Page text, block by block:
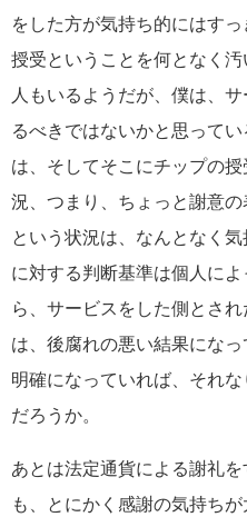
をした方が気持ち的にはす
授受ということを何となく
人もいるようだが、僕は、
るべきではないかと思って
は、そしてそこにチップの
況、つまり、ちょっと謝意
という状況は、なんとなく
に対する判断基準は個人に
ら、サービスをした側とさ
は、後腐れの悪い結果にな
明確になっていれば、それ
だろうか。
あとは法定通貨による謝礼
も、とにかく感謝の気持ち